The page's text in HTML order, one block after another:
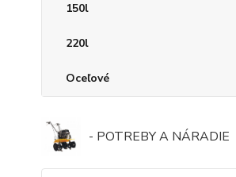
150l
220l
Oceľové
- POTREBY A NÁRADIE